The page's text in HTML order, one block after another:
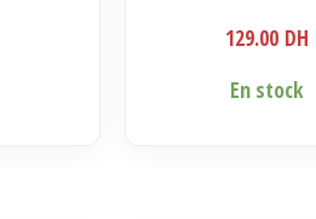
129.00 DH
En stock